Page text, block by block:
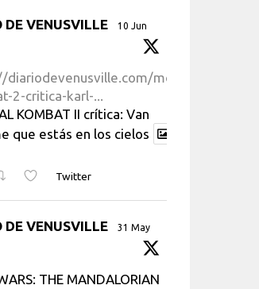
DE VENUSVILLE 10 Jun
diariodevenusville.com/mortal-
2-critica-karl-...
KOMBAT II crítica: Van
que estás en los cielos
Twitter
DE VENUSVILLE 31 May
THE MANDALORIAN